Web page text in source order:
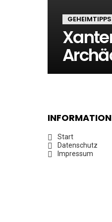
GEHEIMTIPPS
Start
Datenschutz
Impressum